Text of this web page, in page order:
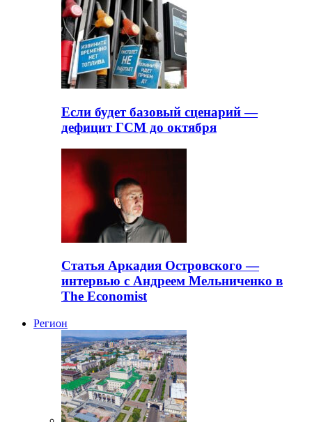
Если будет базовый сценарий —
дефицит ГСМ до октября
Статья Аркадия Островского —
интервью с Андреем Мельниченко в
The Economist
Регион